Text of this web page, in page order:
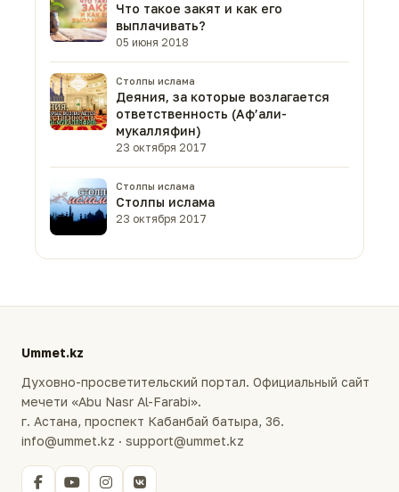
Что такое закят и как его
выплачивать?
05 июня 2018
Столпы ислама
Деяния, за которые возлагается
ответственность (Аф’али-
мукалляфин)
23 октября 2017
Столпы ислама
Столпы ислама
23 октября 2017
Ummet.kz
Духовно-просветительский портал. Официальный сайт
мечети «Abu Nasr Al-Farabi».
г. Астана, проспект Кабанбай батыра, 36.
info@ummet.kz · support@ummet.kz